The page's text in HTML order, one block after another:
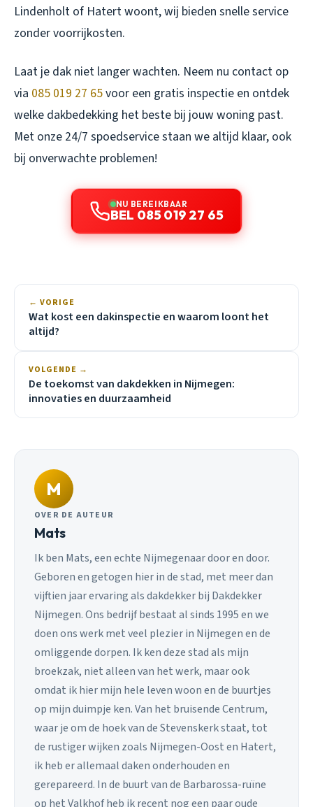
Lindenholt of Hatert woont, wij bieden snelle service
zonder voorrijkosten.
Laat je dak niet langer wachten. Neem nu contact op
via 085 019 27 65voor een gratis inspectie en ontdek
welke dakbedekking het beste bij jouw woning past.
Met onze 24/7 spoedservice staan we altijd klaar, ook
bij onverwachte problemen!
NU BEREIKBAAR
BEL 085 019 27 65
← VORIGE
Wat kost een dakinspectie en waarom loont het
altijd?
VOLGENDE →
De toekomst van dakdekken in Nijmegen:
innovaties en duurzaamheid
M
OVER DE AUTEUR
Mats
Ik ben Mats, een echte Nijmegenaar door en door.
Geboren en getogen hier in de stad, met meer dan
vijftien jaar ervaring als dakdekker bij Dakdekker
Nijmegen. Ons bedrijf bestaat al sinds 1995 en we
doen ons werk met veel plezier in Nijmegen en de
omliggende dorpen. Ik ken deze stad als mijn
broekzak, niet alleen van het werk, maar ook
omdat ik hier mijn hele leven woon en de buurtjes
op mijn duimpje ken. Van het bruisende Centrum,
waar je om de hoek van de Stevenskerk staat, tot
de rustiger wijken zoals Nijmegen-Oost en Hatert,
ik heb er allemaal daken onderhouden en
gerepareerd. In de buurt van de Barbarossa-ruïne
op het Valkhof heb ik recent nog een paar oude